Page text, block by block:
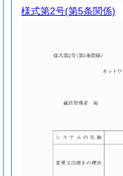
様式第2号(第5条関係)